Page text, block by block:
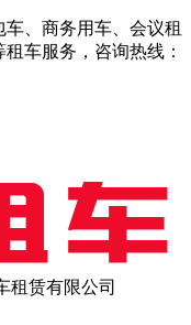
、商务用车、会议租
车服务，咨询热线：
租赁有限公司